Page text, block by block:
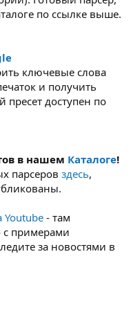
по ссылке выше.
ключевые слова
и получить
доступен по
в нашем Каталоге!
парсеров здесь,
Youtube- там
с примерами
за новостями в